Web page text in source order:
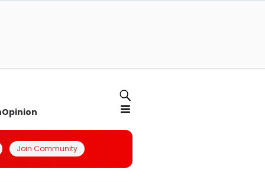
Opinion
Join Community